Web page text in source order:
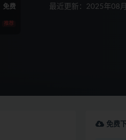
免费
推荐
最近更新：2025年08
免费